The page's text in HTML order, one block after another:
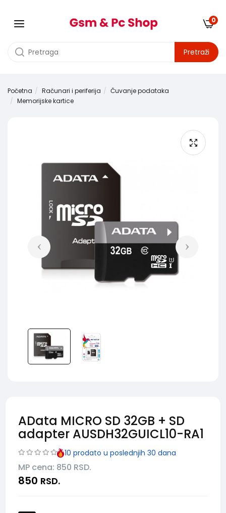
Pretraži
0
Početna Računari i periferija
Čuvanje podataka
Memorijske kartice
AData MICRO SD 32GB + SD
adapter AUSDH32GUICL10-RA1
10 prodato u poslednjih 30 dana
MP cena: 850 RSD.
850 RSD.